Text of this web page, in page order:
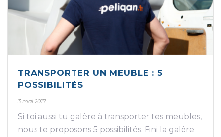
TRANSPORTER UN MEUBLE : 5
POSSIBILITÉS
3 mai 2017
Si toi aussi tu galère à transporter tes meubles,
nous te proposons 5 possibilités. Fini la galère